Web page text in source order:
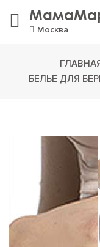
Москва
БЕЛЬЕ ДЛЯ